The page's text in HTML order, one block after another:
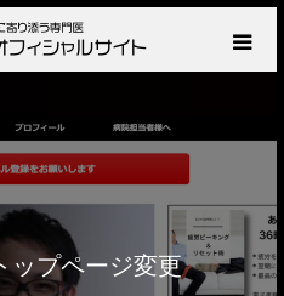
ップページ変更